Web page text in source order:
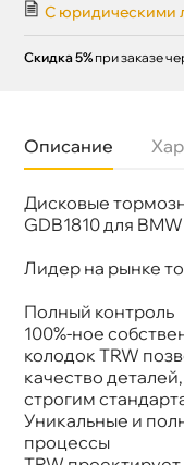
С юридическими
Скидка 5% при заказе
Описание
Дисковые
GDB1810 для
Лидер на рынке
Полный контроль
100%-ное
колодок TRW
качество
строгим
Уникальные и
процессы
Бренд
Артикул
Длина колодок
Толщина колодок